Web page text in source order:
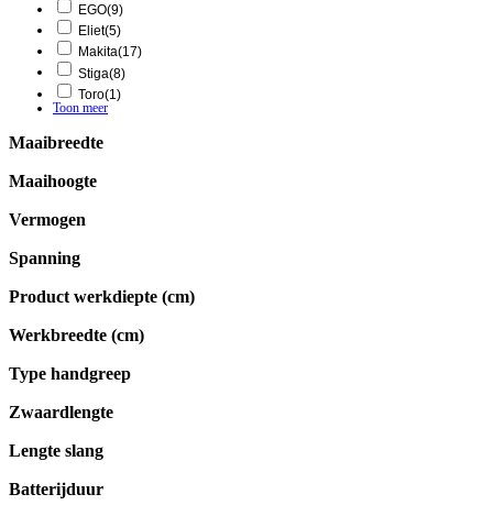
EGO(9)
Eliet(5)
Makita(17)
Stiga(8)
Toro(1)
Toon meer
Maaibreedte
Maaihoogte
Vermogen
Spanning
Product werkdiepte (cm)
Werkbreedte (cm)
Type handgreep
Zwaardlengte
Lengte slang
Batterijduur